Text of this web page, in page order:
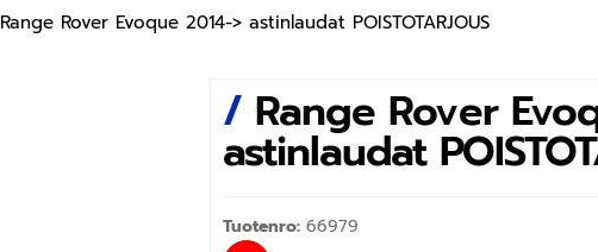
Range Rover Evoque 2014-> astinlaudat POISTOTARJOUS
/ Range Rover
astinlaudat
Tuotenro: 66979